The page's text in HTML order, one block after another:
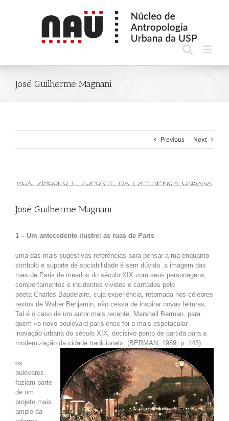
José Guilherme Magnani
Previous Next
View
Image
José Guilherme Magnani
1 – Um antecedente ilustre: as ruas de Paris
U ma das mais sugestivas referências para pensar a rua enquanto
símbolo e suporte de sociabilidade é sem dúvida a imagem das
ruas de Paris de meados do século XIX com seus personagens,
comportamentos e incidentes vividos e cantados pelo
poeta Charles Baudelaire, cuja experiência, retomada nos célebres
textos de Walter Benjamin, não cessa de inspirar novas leituras.
Tal é o caso de um autor mais recente, Marshall Berman, para
quem «o novo boulevard parisiense foi a mais espetacular
inovação urbana do século XIX, decisivo ponto de partida para a
modernização da cidade tradicional». (BERMAN, 1989, p. 145).
Os
bulevares
faziam parte
de um
projeto mais
amplo da